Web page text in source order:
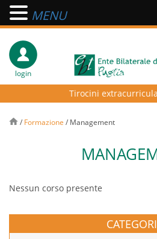
login
Tirocini
/ Formazione / Management
Nessun corso presente
MENU